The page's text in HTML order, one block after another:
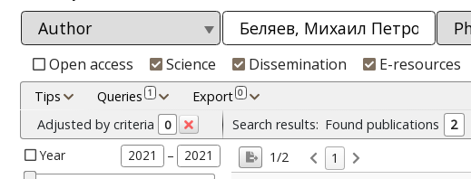
Open access Science Dissemination E-resources
Tips Queries 1 Export 0
Adjusted by criteria 0
Year 2021 – 2021
Search results: Found publications
2
1/2
1